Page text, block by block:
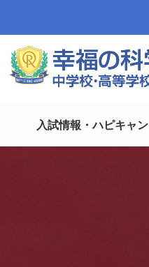
入試情報・ハピキャン